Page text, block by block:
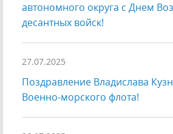
автономного округа с Днем
десантных войск!
27.07.2025
Поздравление Владислава
Военно-морского флота!